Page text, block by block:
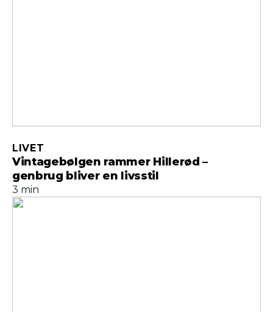
Vintagebølgen rammer Hillerød –
genbrug bliver en livsstil
LIVET
3 min